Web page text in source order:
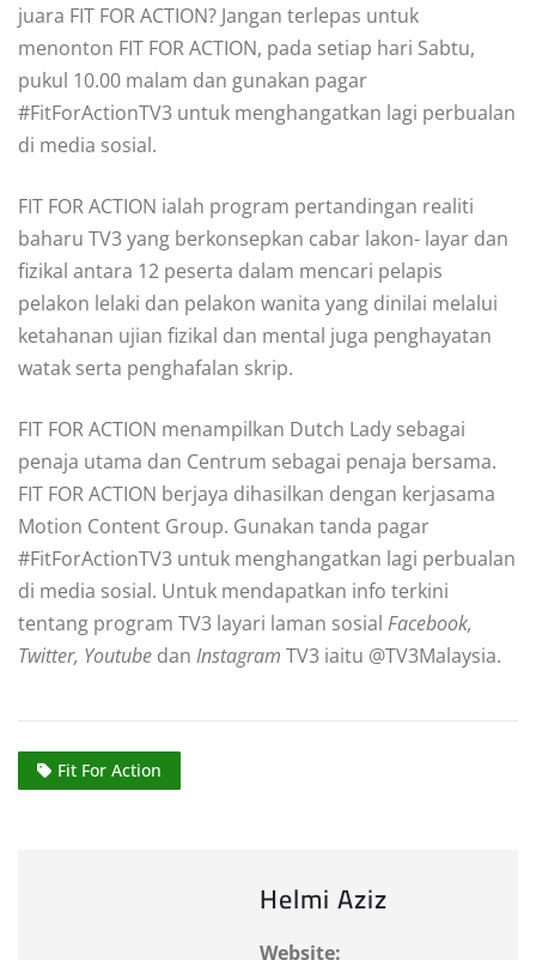
juara FIT FOR ACTION? Jangan terlepas untuk
menonton FIT FOR ACTION, pada setiap hari Sabtu,
pukul 10.00 malam dan gunakan pagar
#FitForActionTV3 untuk menghangatkan lagi perbualan
di media sosial.
FIT FOR ACTION ialah program pertandingan realiti
baharu TV3 yang berkonsepkan cabar lakon- layar dan
fizikal antara 12 peserta dalam mencari pelapis
pelakon lelaki dan pelakon wanita yang dinilai melalui
ketahanan ujian fizikal dan mental juga penghayatan
watak serta penghafalan skrip.
FIT FOR ACTION menampilkan Dutch Lady sebagai
penaja utama dan Centrum sebagai penaja bersama.
FIT FOR ACTION berjaya dihasilkan dengan kerjasama
Motion Content Group. Gunakan tanda pagar
#FitForActionTV3 untuk menghangatkan lagi perbualan
di media sosial. Untuk mendapatkan info terkini
tentang program TV3 layari laman sosial Facebook,
Twitter, Youtube dan Instagram TV3 iaitu @TV3Malaysia.
Fit For Action
Helmi Aziz
Website: